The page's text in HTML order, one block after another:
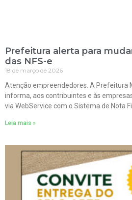
Prefeitura alerta para
das NFS-e
18 de março de 2026
Atenção empreendedores. A Prefeitura
informa, aos contribuintes e às
via WebService com o Sistema de Nota
Leia mais »